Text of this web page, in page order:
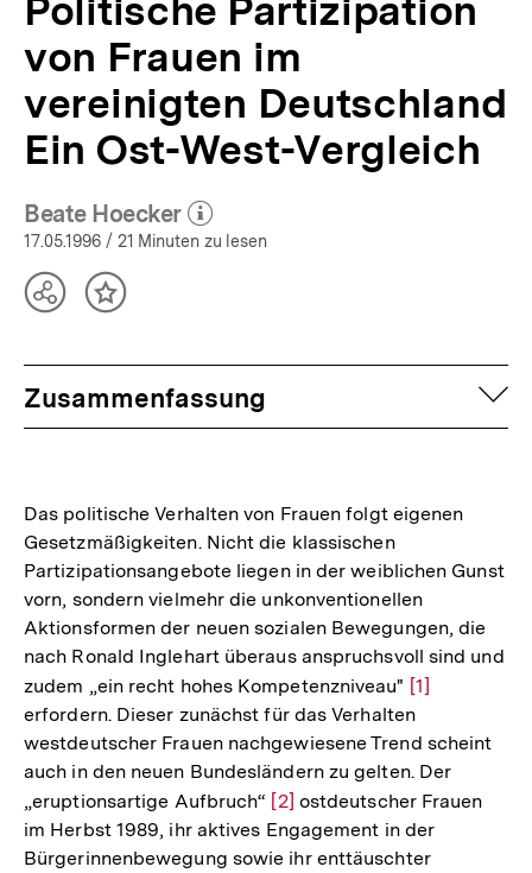
Politische Partizipation
von Frauen im
vereinigten Deutschland
Ein Ost-West-Vergleich
Beate Hoecker
(Mehr zum Autor)
öffnen
17.05.1996 / 21 Minuten zu lesen
TeilenInhalt
Zusammenfassung
Das politische Verhalten von Frauen folgt eigenen
Gesetzmäßigkeiten. Nicht die klassischen
Partizipationsangebote liegen in der weiblichen Gunst
vorn, sondern vielmehr die unkonventionellen
Aktionsformen der neuen sozialen Bewegungen, die
nach Ronald Inglehart überaus anspruchsvoll sind und
zudem „ein recht hohes Kompetenzniveau" Zur
Auflösung
der
Fußnote
[1]
erfordern. Dieser zunächst für das Verhalten
westdeutscher Frauen nachgewiesene Trend scheint
auch in den neuen Bundesländern zu gelten. Der
„eruptionsartige Aufbruch“ Zur
Auflösung
der
[2] ostdeutscher Frauen
im Herbst 1989, ihr aktives Engagement in der
Bürgerinnenbewegung sowie ihr enttäuschter